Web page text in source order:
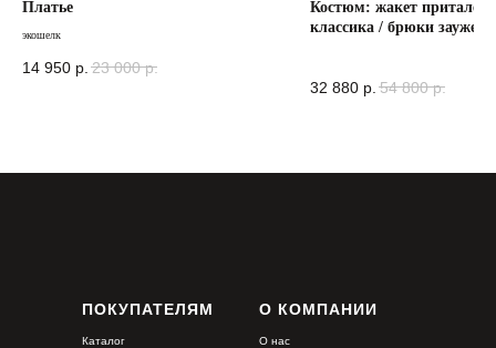
Платье
экошелк
14 950 р. 23 000 р.
Костюм: жакет
классика / брюки
32 880 р. 54 800 р.
ПОКУПАТЕЛЯМ
Каталог
О КОМПАНИИ
О нас